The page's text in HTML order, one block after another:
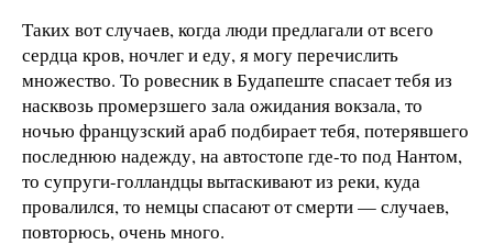
Таких вот случаев, когда люди предлагали от всего
сердца кров, ночлег и еду, я могу перечислить
множество. То ровесник в Будапеште спасает тебя из
насквозь промерзшего зала ожидания вокзала, то
ночью французский араб подбирает тебя, потерявшего
последнюю надежду, на автостопе где-то под Нантом,
то супруги-голландцы вытаскивают из реки, куда
провалился, то немцы спасают от смерти — случаев,
повторюсь, очень много.